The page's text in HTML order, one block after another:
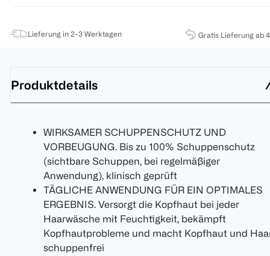
Lieferung in 2-3 Werktagen Gratis Lieferung ab
Produktdetails
WIRKSAMER SCHUPPENSCHUTZ UND
VORBEUGUNG. Bis zu 100% Schuppenschutz
(sichtbare Schuppen, bei regelmäßiger
Anwendung), klinisch geprüft
TÄGLICHE ANWENDUNG FÜR EIN OPTIMALES
ERGEBNIS. Versorgt die Kopfhaut bei jeder
Haarwäsche mit Feuchtigkeit, bekämpft
Kopfhautprobleme und macht Kopfhaut und
schuppenfrei